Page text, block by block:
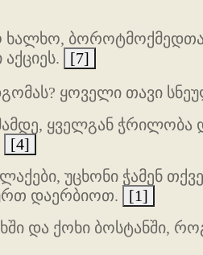
[7]
ყოველი თავი
ყველგან ჭრილობა
[4]
უცხონი ჭამენ
დაერბიოთ.
[1]
და ქოხი ბოსტანში,